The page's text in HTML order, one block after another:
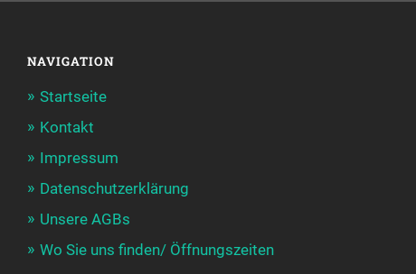
NAVIGATION
Startseite
Kontakt
Impressum
Datenschutzerklärung
Unsere AGBs
Wo Sie uns finden/ Öffnungszeiten